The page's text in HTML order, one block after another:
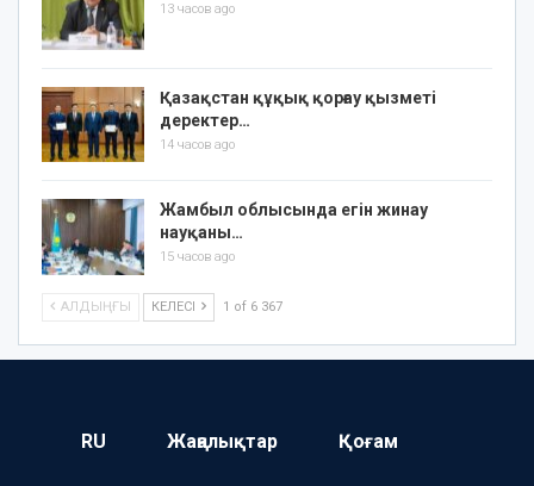
13 часов ago
Қазақстан құқық қорғау қызметі
деректер…
14 часов ago
Жамбыл облысында егін жинау
науқаны…
15 часов ago
АЛДЫҢҒЫ КЕЛЕСІ 1 of 6 367
RU Жаңалықтар Қоғам